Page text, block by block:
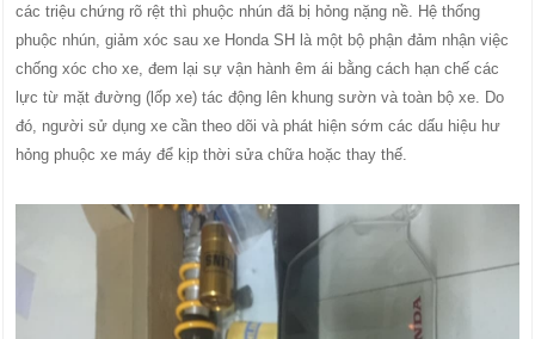
các triệu chứng rõ rệt thì phuộc nhún đã bị hỏng nặng nề. Hệ thống
phuộc nhún, giảm xóc sau xe Honda SH là một bộ phận đảm nhận việc
chống xóc cho xe, đem lại sự vận hành êm ái bằng cách hạn chế các
lực từ mặt đường (lốp xe) tác động lên khung sườn và toàn bộ xe. Do
đó, người sử dụng xe cần theo dõi và phát hiện sớm các dấu hiệu hư
hỏng phuộc xe máy để kịp thời sửa chữa hoặc thay thế.